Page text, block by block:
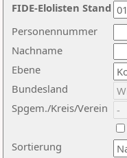
Nachname
Ebene
Sortierung
Personennummer
Bundesland
Spgem./Kreis/Verein
FIDE-Elolisten Stand